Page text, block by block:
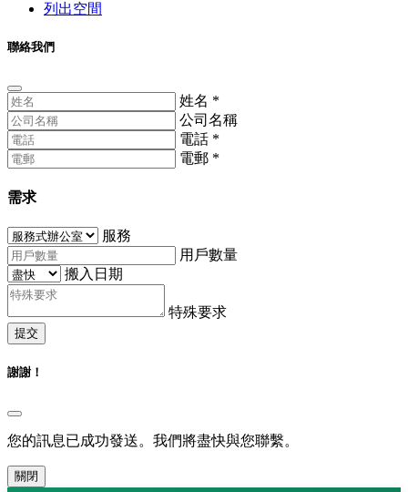
列出空間
聯絡我們
姓名 *
公司名稱
電話 *
電郵 *
需求
服務
用戶數量
搬入日期
特殊要求
提交
謝謝！
您的訊息已成功發送。我們將盡快與您聯繫。
關閉